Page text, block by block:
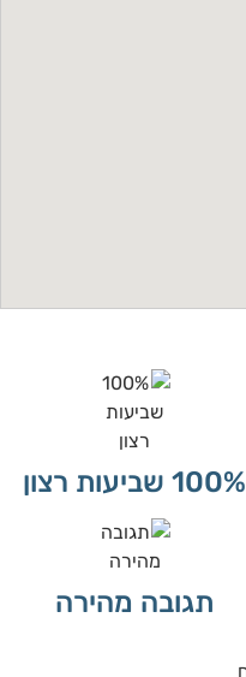
100% שביעות רצון
תגובה מהירה